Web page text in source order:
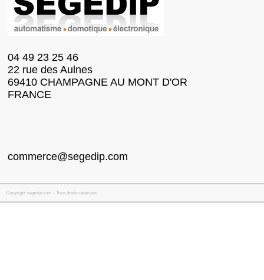
04 49 23 25 46
22 rue des Aulnes
69410 CHAMPAGNE AU MONT D'OR
FRANCE
commerce@segedip.com
Copyright segedip.com - Tous droits réservés